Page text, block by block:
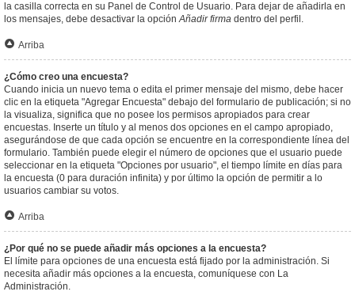
la casilla correcta en su Panel de Control de Usuario. Para dejar de añadirla en
los mensajes, debe desactivar la opciónAñadir firma dentro del perfil.
Arriba
¿Cómo creo una encuesta?
Cuando inicia un nuevo tema o edita el primer mensaje del mismo, debe hacer
clic en la etiqueta "Agregar Encuesta" debajo del formulario de publicación; si no
la visualiza, significa que no posee los permisos apropiados para crear
encuestas. Inserte un título y al menos dos opciones en el campo apropiado,
asegurándose de que cada opción se encuentre en la correspondiente línea del
formulario. También puede elegir el número de opciones que el usuario puede
seleccionar en la etiqueta "Opciones por usuario", el tiempo límite en días para
la encuesta (0 para duración infinita) y por último la opción de permitir a lo
usuarios cambiar su votos.
Arriba
¿Por qué no se puede añadir más opciones a la encuesta?
El límite para opciones de una encuesta está fijado por la administración. Si
necesita añadir más opciones a la encuesta, comuníquese con La
Administración.